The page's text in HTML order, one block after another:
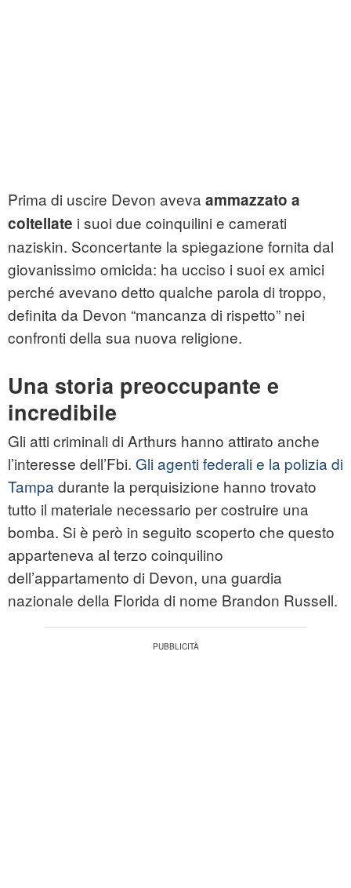
Prima di uscire Devon aveva ammazzato a
coltellate i suoi due coinquilini e camerati
naziskin. Sconcertante la spiegazione fornita dal
giovanissimo omicida: ha ucciso i suoi ex amici
perché avevano detto qualche parola di troppo,
definita da Devon “mancanza di rispetto” nei
confronti della sua nuova religione.
Una storia preoccupante e
incredibile
Gli atti criminali di Arthurs hanno attirato anche
l’interesse dell’Fbi. Gli agenti federali e la polizia di
Tampa durante la perquisizione hanno trovato
tutto il materiale necessario per costruire una
bomba. Si è però in seguito scoperto che questo
apparteneva al terzo coinquilino
dell’appartamento di Devon, una guardia
nazionale della Florida di nome Brandon Russell.